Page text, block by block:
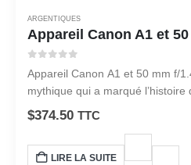
ARGENTIQUES
Appareil Canon A1 et
Appareil Canon A1 et 50 mm f/
mythique qui a marqué l’histoire
$374.50 TTC
LIRE LA SUITE